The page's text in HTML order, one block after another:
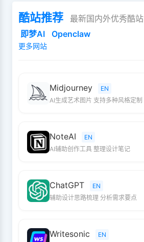
酷站推荐 最新国内外优秀酷站
即梦AI
Openclaw
更多网站
Midjourney
EN
AI生成艺术图片 支持多种风格定制
NoteAI
EN
AI辅助创作工具 整理设计笔记
ChatGPT
EN
辅助设计思路梳理 分析需求要点
Writesonic
EN